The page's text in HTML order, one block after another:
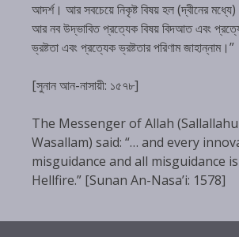
আদর্শ। আর সবচেয়ে নিকৃষ্ট বিষয় হল (দ্বীনের
আর নব উদ্ভাবিত প্রত্যেক বিষয় বিদআত এবং
ভ্রষ্টতা এবং প্রত্যেক ভ্রষ্টতার পরিণাম জাহান্নাম।”
[সুনান আন-নাসায়ী: ১৫৭৮]
The Messenger of Allah
Wasallam) said: “… and every
misguidance and all misguidance
Hellfire.” [Sunan An-Nasa’i: 1578]